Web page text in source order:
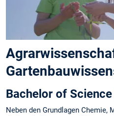
Bachelor of
Neben den Grundlagen Chemie,